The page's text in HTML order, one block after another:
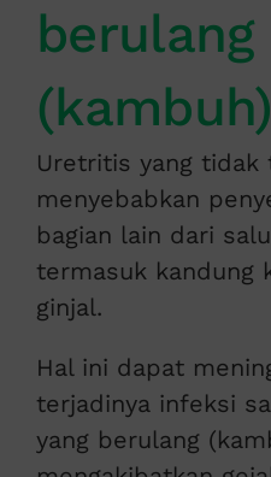
berulang
(kambuh)
Uretritis yang
menyebabkan
bagian lain dari
termasuk kandung
ginjal.
Hal ini dapat
terjadinya infeksi
yang berulang